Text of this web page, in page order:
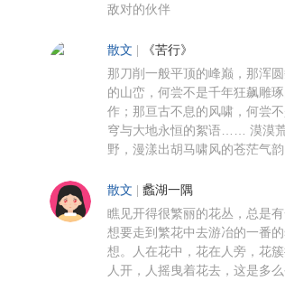
敌对的伙伴
散文 《苦行》
那刀削一般平顶的峰巅，那浑
的山峦，何尝不是千年狂飙雕
作；那亘古不息的风啸，何尝
穹与大地永恒的絮语…… 漠漠
野，漫漾出胡马啸风的苍茫气韵
散文 蠡湖一隅
瞧见开得很繁丽的花丛，总是
想要走到繁花中去游冶的一番
想。人在花中，花在人旁，花
人开，人摇曳着花去，这是多